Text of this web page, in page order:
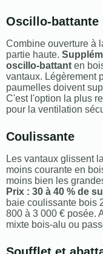
Oscillo-battante
Combine ouverture à
partie haute.
oscillo-battant en
vantaux. Légèrement
paumelles doivent
C'est l'option la plus
pour la ventilation
Coulissante
Les vantaux glissent
moins courante en
moins bien les
Prix : 30 à 40 % de
baie coulissante bois
800 à 3 000 € posée.
mixte bois-alu ou